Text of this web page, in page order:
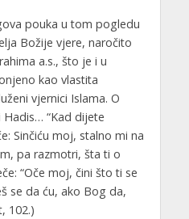
pouka u tom pogledu
Božije vjere, naročito
a.s., što je i u
kao vlastita
vjernici Islama. O
Hadis… “Kad dijete
Sinčiću moj, stalno mi na
pa razmotri, šta ti o
“Oče moj, čini što ti se
se da ću, ako Bog da,
102.)